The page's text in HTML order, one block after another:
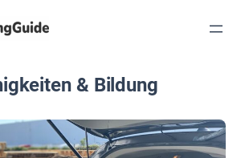
& Bildung